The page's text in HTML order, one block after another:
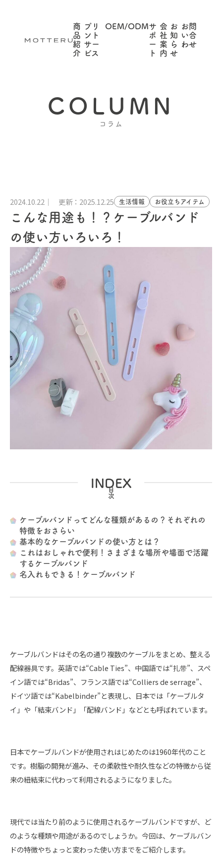
商
品
紹
介
プリ
ント
サー
ビス
OEM/ODMサ
ポ
ー
ト
会
社
案
内
お
知
ら
せ
お問
い合
わせ
COLUMN
コラム
2024.10.22 更新：2025.12.25 生活情報 お役立ちアイテム
こんな用途も！？ケーブルバンド
の使い方いろいろ！
INDEX
ケーブルバンドってどんな種類があるの？それぞれの
特徴をおさらい
基本的なケーブルバンドの使い方とは？
これはおしゃれで便利！さまざまな場所や場面で活躍
するケーブルバンド
名入れもできる！ケーブルバンド
ケーブルバンドはその名の通り複数のケーブルをまとめ、整える
配線器具です。英語では“Cable Ties”、中国語では“扎带”、スペ
イン語では“Bridas”、フランス語では“Colliers de serrage”、
ドイツ語では“Kabelbinder”と表現し、日本では「ケーブルタ
イ」や「結束バンド」「配線バンド」などとも呼ばれています。
日本でケーブルバンドが使用されはじめたのは1960年代のこと
です。樹脂の開発が進み、その柔軟性や耐久性などの特徴から従
来の紐結束に代わって利用されるようになりました。
現代では当たり前のように使用されるケーブルバンドですが、ど
のような種類や用途があるのでしょうか。今回は、ケーブルバン
ドの特徴やちょっと変わった使い方までをご紹介します。